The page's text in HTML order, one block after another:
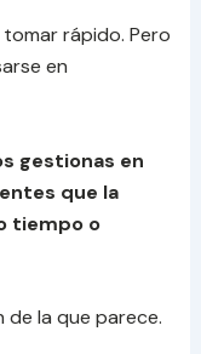
rápido. Pero
en
gestionas en
que la
tiempo o
de la que parece.